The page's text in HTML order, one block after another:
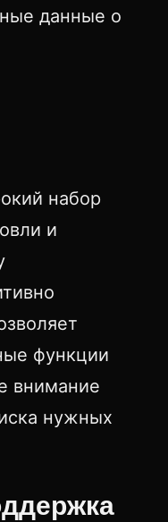
данные о
набор
и
функции
внимание
нужных